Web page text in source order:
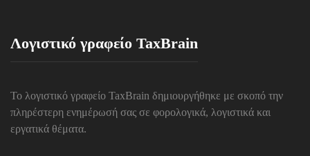
Λογιστικό γραφείο TaxBrain
Το λογιστικό γραφείο TaxBrain δημιουργήθηκε με σκοπό την
πληρέστερη ενημέρωσή σας σε φορολογικά, λογιστικά και
εργατικά θέματα.